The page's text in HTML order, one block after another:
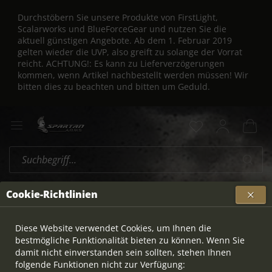
Durchstöbern Sie unsere Produkte von FirstLight,
Scalarworks und BlueForceGear und nutzen Sie die
aktuell günstigen Angebote. Ab dem 1. Februar 2019
gelten wieder die UVP, also greift zu solange der Vorrat
reicht. ACHTUNG!: Es kann zu Lieferverzögerungen
kommen, wenn Artikel nachbestellt werden müssen! Wir
bitten dies zu beachten und bitten um Geduld.
Cookie-Richtlinien
Diese Website verwendet Cookies, um Ihnen die
bestmögliche Funktionalität bieten zu können. Wenn Sie
damit nicht einverstanden sein sollten, stehen Ihnen
folgende Funktionen nicht zur Verfügung: